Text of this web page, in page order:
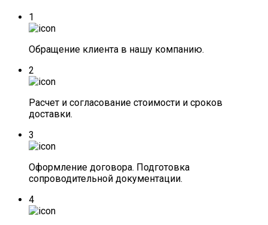
1
Обращение клиента в нашу компанию.
2
Расчет и согласование стоимости и сроков
доставки.
3
Оформление договора. Подготовка
сопроводительной документации.
4